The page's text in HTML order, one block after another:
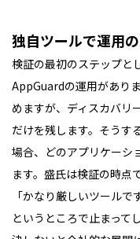
独自ツールで運用
検証の最初のステップと
AppGuardの運用があり
めますが、ディスカバリ
だけを残します。そうす
場合、どのアプリケーシ
ます。盛氏は検証の時点
「かなり厳しいツールで
というところで止まって